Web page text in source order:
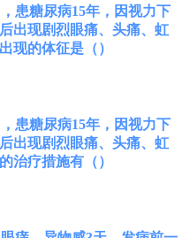
患糖尿病15年，因视力下
出现剧烈眼痛、头痛、虹
现的体征是（）
患糖尿病15年，因视力下
出现剧烈眼痛、头痛、虹
治疗措施有（）